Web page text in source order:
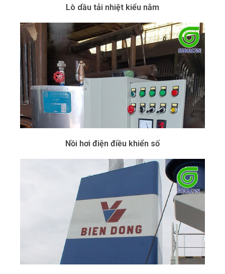
Lò dầu tải nhiệt kiểu nằm
Nồi hơi điện điều khiển số